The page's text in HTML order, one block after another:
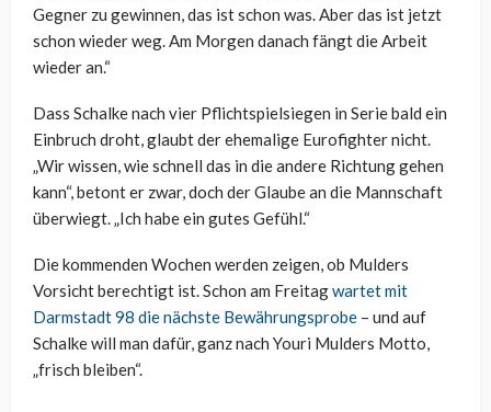
Gegner zu gewinnen, das ist schon was. Aber das ist jetzt
schon wieder weg. Am Morgen danach fängt die Arbeit
wieder an.“
Dass Schalke nach vier Pflichtspielsiegen in Serie bald ein
Einbruch droht, glaubt der ehemalige Eurofighter nicht.
„Wir wissen, wie schnell das in die andere Richtung gehen
kann“, betont er zwar, doch der Glaube an die Mannschaft
überwiegt. „Ich habe ein gutes Gefühl.“
Die kommenden Wochen werden zeigen, ob Mulders
Vorsicht berechtigt ist. Schon am Freitagwartet mit
Darmstadt 98 die nächste Bewährungsprobe – und auf
Schalke will man dafür, ganz nach Youri Mulders Motto,
„frisch bleiben“.